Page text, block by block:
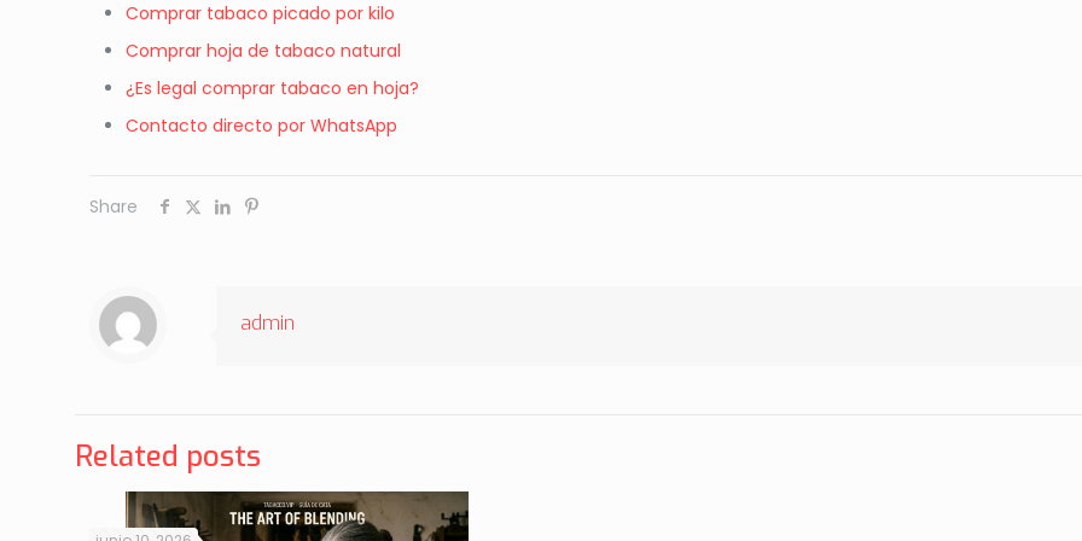
Comprar tabaco picado por kilo
Comprar hoja de tabaco natural
¿Es legal comprar tabaco en hoja?
Contacto directo por WhatsApp
Share
admin
Related posts